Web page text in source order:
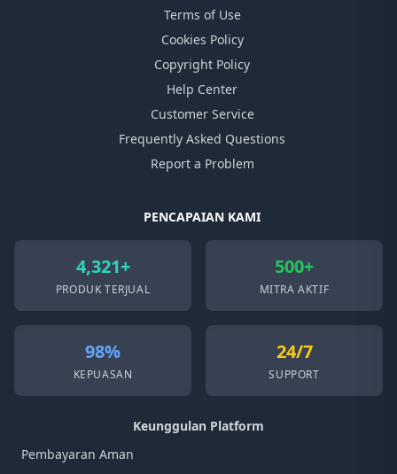
Terms of Use
Cookies Policy
Copyright Policy
Help Center
Customer Service
Frequently Asked Questions
Report a Problem
PENCAPAIAN KAMI
4,321+
PRODUK TERJUAL
500+
MITRA AKTIF
98%
KEPUASAN
24/7
SUPPORT
Keunggulan Platform
Pembayaran Aman